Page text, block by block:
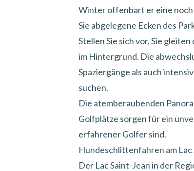
Winter offenbart er eine
Sie abgelegene Ecken des
Stellen Sie sich vor, Sie
im Hintergrund. Die
Spaziergänge als auch
suchen.
Die atemberaubenden
Golfplätze sorgen für ein
erfahrener Golfer sind.
Hundeschlittenfahren am Lac
Der Lac Saint-Jean in der